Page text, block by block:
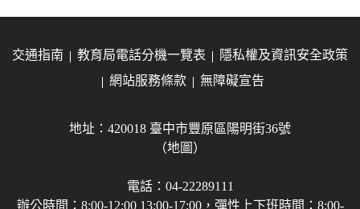
交通指南 教育局電話分機一覽表
隱私權及資訊安全政策
網站服務條款
無障礙宣告
地址：420018 臺中市豐原區陽明街36號
（地圖）
電話：04-22289111
辦公時間：8:00-12:00 13:00-17:00，彈性上下班時間：8:00-